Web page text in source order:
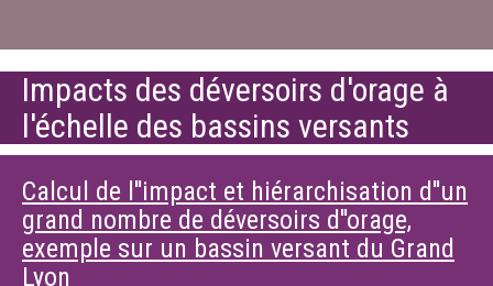
Impacts des déversoirs d'orage à
l'échelle des bassins versants
Calcul de l''impact et hiérarchisation d''un
grand nombre de déversoirs d''orage,
exemple sur un bassin versant du Grand
Lyon